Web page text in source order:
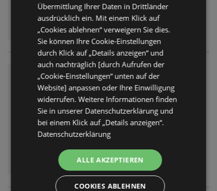
hella Still & Fruchtig
Prospekt nicht mehr gültig
Abgelaufen am: 30.06.2026
Übermittlung Ihrer Daten in Drittländer
ausdrücklich ein. Mit einem Klick auf
„Cookies ablehnen“ verweigern Sie dies.
Sie können Ihre Cookie-Einstellungen
durch Klick auf „Details anzeigen“ und
auch nachträglich [durch Aufrufen der
„Cookie-Einstellungen“ unten auf der
Website] anpassen oder Ihre Einwilligung
widerrufen. Weitere Informationen finden
Sie in unserer Datenschutzerklärung und
bei einem Klick auf „Details anzeigen“.
Datenschutzerklärung
ALLE AKZEPTIEREN
COOKIES ABLEHNEN